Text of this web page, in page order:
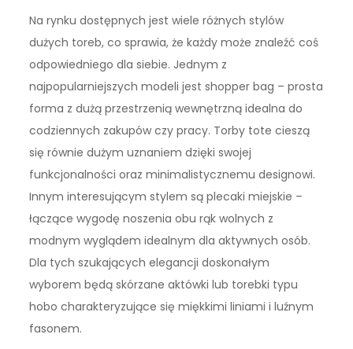
Na rynku dostępnych jest wiele różnych stylów
dużych toreb, co sprawia, że każdy może znaleźć coś
odpowiedniego dla siebie. Jednym z
najpopularniejszych modeli jest shopper bag – prosta
forma z dużą przestrzenią wewnętrzną idealna do
codziennych zakupów czy pracy. Torby tote cieszą
się równie dużym uznaniem dzięki swojej
funkcjonalności oraz minimalistycznemu designowi.
Innym interesującym stylem są plecaki miejskie –
łączące wygodę noszenia obu rąk wolnych z
modnym wyglądem idealnym dla aktywnych osób.
Dla tych szukających elegancji doskonałym
wyborem będą skórzane aktówki lub torebki typu
hobo charakteryzujące się miękkimi liniami i luźnym
fasonem.